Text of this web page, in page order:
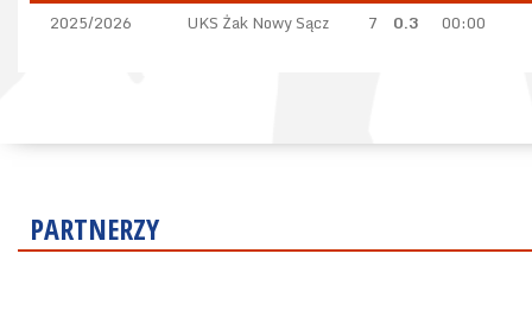
2025/2026 UKS Żak Nowy Sącz 7 0.3 00:00
PARTNERZY